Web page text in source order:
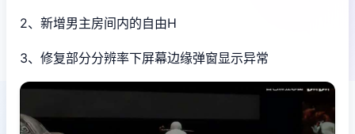
2、新增男主房间内的自由H
3、修复部分分辨率下屏幕边缘弹窗显示异常